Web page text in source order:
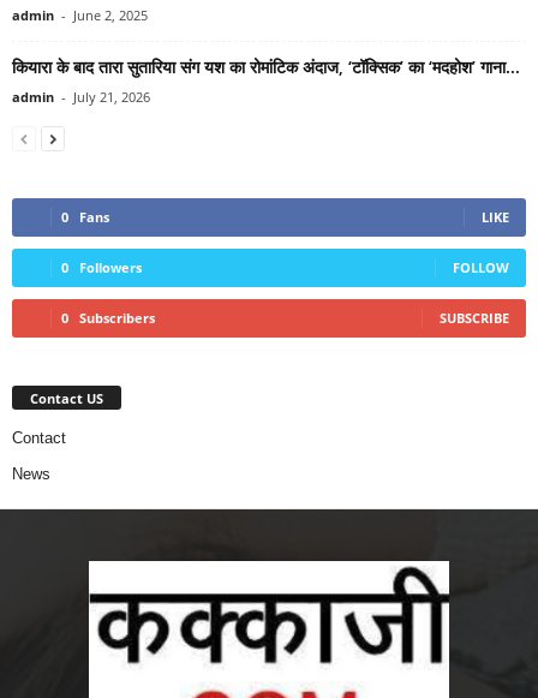
admin - June 2, 2025
कियारा के बाद तारा सुतारिया संग यश का रोमांटिक अंदाज, ‘टॉक्सिक’ का ‘मदहोश’ गाना...
admin - July 21, 2026
0 Fans LIKE
0 Followers FOLLOW
0 Subscribers SUBSCRIBE
Contact US
Contact
News